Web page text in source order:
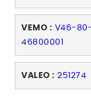
VEMO : V46-
46800001
VALEO : 251274